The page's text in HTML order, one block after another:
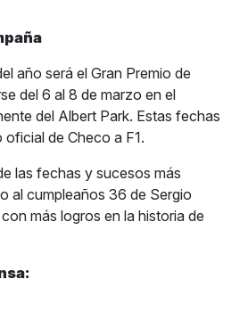
año será el Gran Premio de
del 6 al 8 de marzo en el
del Albert Park. Estas fechas
oficial de Checo a F1.
las fechas y sucesos más
al cumpleaños 36 de Sergio
más logros en la historia de